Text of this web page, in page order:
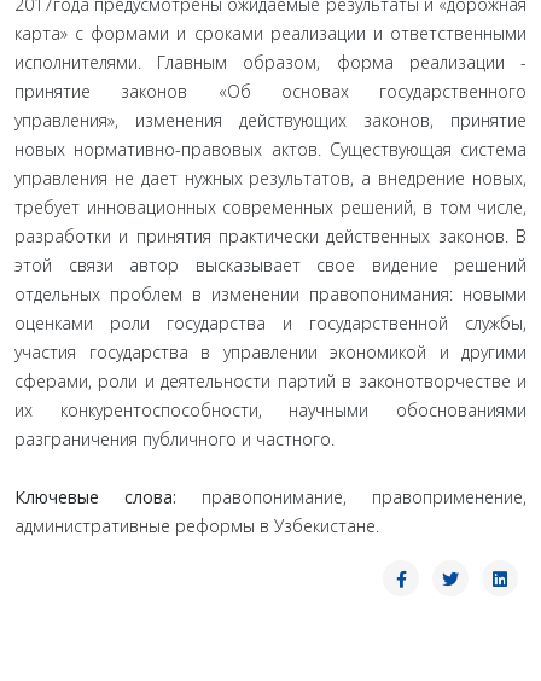
карта» с формами и сроками реализации и ответственными
исполнителями. Главным образом, форма реализации -
принятие законов «Об основах государственного
управления», изменения действующих законов, принятие
новых нормативно-правовых актов. Существующая система
управления не дает нужных результатов, а внедрение новых,
требует инновационных современных решений, в том числе,
разработки и принятия практически действенных законов. В
этой связи автор высказывает свое видение решений
отдельных проблем в изменении правопонимания: новыми
оценками роли государства и государственной службы,
участия государства в управлении экономикой и другими
сферами, роли и деятельности партий в законотворчестве и
их конкурентоспособности, научными обоснованиями
разграничения публичного и частного.
Ключевые слова: правопонимание, правоприменение,
административные реформы в Узбекистане.